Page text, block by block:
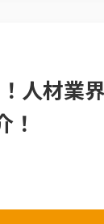
人材業
！